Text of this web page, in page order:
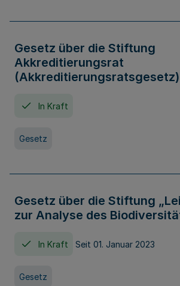
Gesetz über die Stiftung
Akkreditierungsrat
(Akkreditierungsratsgesetz)
In Kraft
Gesetz
Gesetz über die Stiftung
zur Analyse des
In Kraft Seit 01. Januar 2023
Gesetz